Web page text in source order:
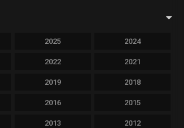
2025 2024
2022 2021
2019 2018
2016 2015
2013 2012